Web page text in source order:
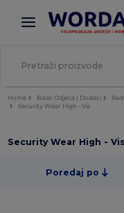
× Aplikacija
Bolje cijene u
Home Basic Odjeća | Dodaci
Security Wear High - Vis
Security Wear High -
Poredaj po